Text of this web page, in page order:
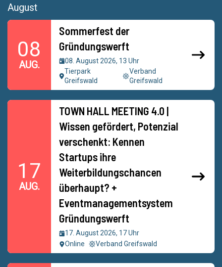
August
08
AUG.
Sommerfest der
Gründungswerft
08. August 2026, 13 Uhr
Tierpark
Greifswald
Verband
Greifswald
17
AUG.
TOWN HALL MEETING 4.0 |
Wissen gefördert, Potenzial
verschenkt: Kennen
Startups ihre
Weiterbildungschancen
überhaupt? +
Eventmanagementsystem
Gründungswerft
17. August 2026, 17 Uhr
Online
Verband Greifswald